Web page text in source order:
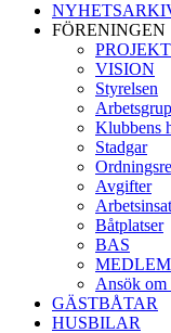
FÖRENINGEN
PROJEKT
VISION
Styrelsen
Klubbens
Stadgar
Avgifter
Båtplatser
BAS
Ansök om
GÄSTBÅTAR
HUSBILAR